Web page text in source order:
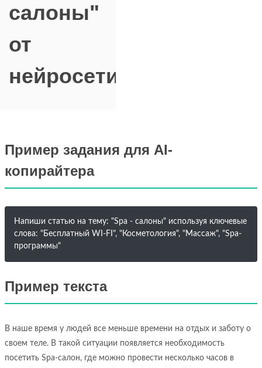
салоны"
от
нейросети
Пример задания для AI-
копирайтера
Напиши статью на тему: "Spa - салоны" используя ключевые
слова: "Бесплатный WI-FI", "Косметология", "Массаж", "Spa-
программы"
Пример текста
В наше время у людей все меньше времени на отдых и заботу о
своем теле. В такой ситуации появляется необходимость
посетить Spa-салон, где можно провести несколько часов в